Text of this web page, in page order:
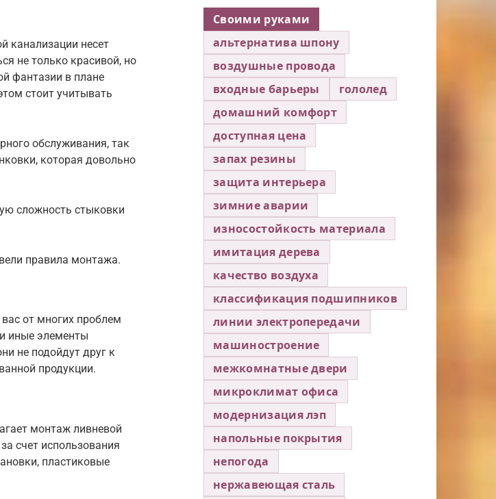
канализации несет
не только красивой, но
фантазии в плане
стоит учитывать
обслуживания, так
которая довольно
сложность стыковки
правила монтажа.
вас от многих проблем
иные элементы
не подойдут друг к
продукции.
монтаж ливневой
счет использования
пластиковые
Своими руками
альтернатива шпону
воздушные провода
входные барьеры
гололед
домашний комфорт
доступная цена
запах резины
защита интерьера
зимние аварии
износостойкость материала
имитация дерева
качество воздуха
классификация подшипников
линии электропередачи
машиностроение
межкомнатные двери
микроклимат офиса
модернизация лэп
напольные покрытия
непогода
нержавеющая сталь